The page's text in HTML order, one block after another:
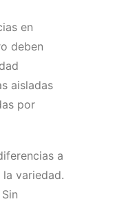
en
deben
aisladas
por
a
variedad.
Sin